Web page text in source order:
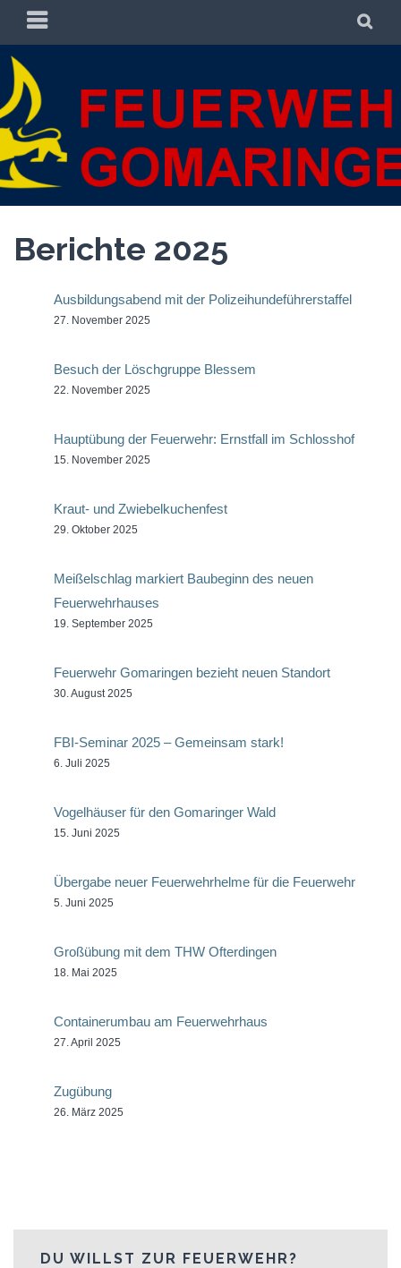
Zum
springen
PRIMÄRES
MENÜ
FREIWILLIGE
FEUERWEHR
GOMARINGEN
FREIWILLIGE FEUERWEHR GOMARINGEN
Berichte 2025
Ausbildungsabend mit der Polizeihundeführerstaffel
27. November 2025
Besuch der Löschgruppe Blessem
22. November 2025
Hauptübung der Feuerwehr: Ernstfall im Schlosshof
15. November 2025
Kraut- und Zwiebelkuchenfest
29. Oktober 2025
Meißelschlag markiert Baubeginn des neuen
Feuerwehrhauses
19. September 2025
Feuerwehr Gomaringen bezieht neuen Standort
30. August 2025
FBI-Seminar 2025 – Gemeinsam stark!
6. Juli 2025
Vogelhäuser für den Gomaringer Wald
15. Juni 2025
Übergabe neuer Feuerwehrhelme für die Feuerwehr
5. Juni 2025
Großübung mit dem THW Ofterdingen
18. Mai 2025
Containerumbau am Feuerwehrhaus
27. April 2025
Zugübung
26. März 2025
DU WILLST ZUR FEUERWEHR?